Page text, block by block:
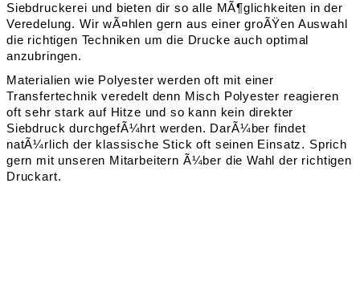
Siebdruckerei und bieten dir so alle MÃ¶glichkeiten in der
Veredelung. Wir wÃ¤hlen gern aus einer groÃŸen Auswahl
die richtigen Techniken um die Drucke auch optimal
anzubringen.
Materialien wie Polyester werden oft mit einer
Transfertechnik veredelt denn Misch Polyester reagieren
oft sehr stark auf Hitze und so kann kein direkter
Siebdruck durchgefÃ¼hrt werden. DarÃ¼ber findet
natÃ¼rlich der klassische Stick oft seinen Einsatz. Sprich
gern mit unseren Mitarbeitern Ã¼ber die Wahl der richtigen
Druckart.